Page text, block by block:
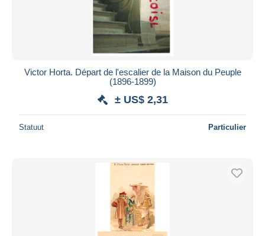
Victor Horta. Départ de l'escalier de la Maison du Peuple
(1896-1899)
± US$ 2,31
Statuut Particulier